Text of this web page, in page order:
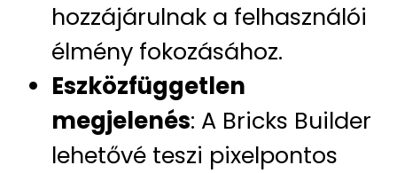
hozzájárulnak a felhasználói
élmény fokozásához.
Eszközfüggetlen
megjelenés: A Bricks Builder
lehetővé teszi pixelpontos